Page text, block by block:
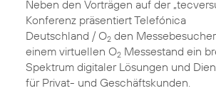
Neben den Vorträgen auf der
Konferenz präsentiert Telefónica
Deutschland / O2den
einem virtuellen O2Messestand ein
Spektrum digitaler Lösungen und
für Privat- und Geschäftskunden.